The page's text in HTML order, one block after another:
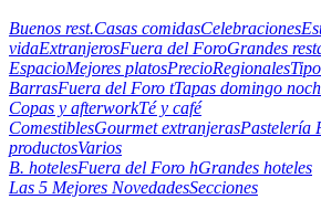
Buenos rest.Casas comidasCelebraciones
vidaExtranjerosFuera del ForoGrandes
EspacioMejores platosPrecioRegionales
BarrasFuera del Foro tTapas domingo
Copas y afterworkTé y café
ComestiblesGourmet extranjerasPastelería
productosVarios
B. hotelesFuera del Foro hGrandes hoteles
Las 5 Mejores NovedadesSecciones